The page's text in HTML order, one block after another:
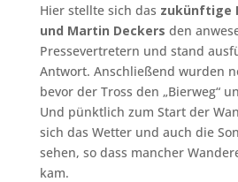
Hier stellte sich das zukünftige
und Martin Deckers den
Pressevertretern und stand
Antwort. Anschließend wurden
bevor der Tross den „Bierweg“
Und pünktlich zum Start der
sich das Wetter und auch die
sehen, so dass mancher
kam.